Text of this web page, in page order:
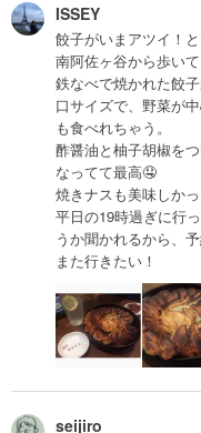
ISSEY
餃子がいまアツイ！
南阿佐ヶ谷から歩いて
鉄なべで焼かれた餃
口サイズで、野菜が
も食べれちゃう。
酢醤油と柚子胡椒を
なってて最高🤤
焼きナスも美味しか
平日の19時過ぎに行
うか聞かれるから、
また行きたい！
seijiro